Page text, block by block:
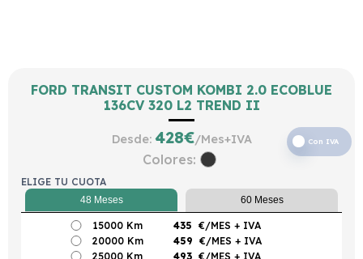
FORD TRANSIT CUSTOM KOMBI 2.0 ECOBLUE
136CV 320 L2 TREND II
Desde: 428€/Mes+IVA Con IVA
Colores:
ELIGE TU CUOTA
48 Meses 60 Meses
15000 Km 435 €/MES + IVA
20000 Km
459 €/MES + IVA
25000 Km
493 €/MES + IVA